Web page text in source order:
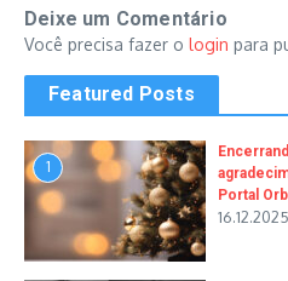
Deixe um Comentário
Você precisa fazer o login para
Featured Posts
1
Portal
16.12.2025